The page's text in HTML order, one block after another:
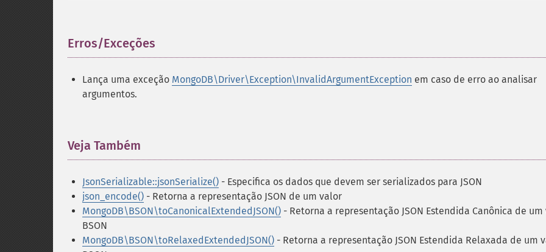
Erros/Exceções
Lança uma exceção MongoDB\Driver\Exception\InvalidArgumentException em caso de erro ao analisar
argumentos.
Veja Também
JsonSerializable::jsonSerialize() - Especifica os dados que devem ser serializados para JSON
json_encode() - Retorna a representação JSON de um valor
MongoDB\BSON\toCanonicalExtendedJSON() - Retorna a representação JSON Estendida Canônica de
BSON
MongoDB\BSON\toRelaxedExtendedJSON() - Retorna a representação JSON Estendida Relaxada de um